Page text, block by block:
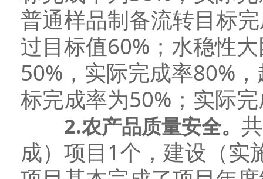
普通样品制备流转目标
过目标值60%；水稳性
50%，实际完成率80%
标完成率为50%；实际
2.农产品质量安全。
成）项目1个，建设（实